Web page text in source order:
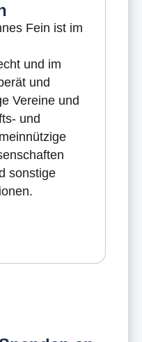
Fein ist im
und im
und
Vereine und
und
sonstige